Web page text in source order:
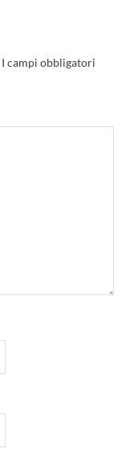
I campi obbligatori